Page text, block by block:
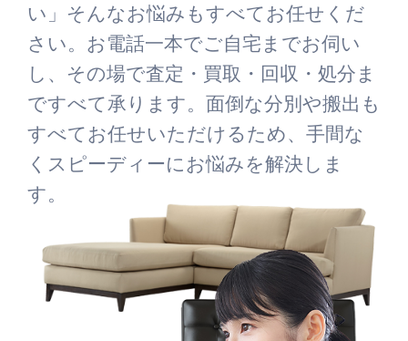
い」そんなお悩みもすべてお任せくだ
さい。お電話一本でご自宅までお伺い
し、その場で査定・買取・回収・処分ま
ですべて承ります。面倒な分別や搬出も
すべてお任せいただけるため、手間な
くスピーディーにお悩みを解決しま
す。